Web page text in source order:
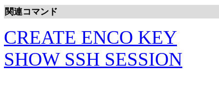
関連コマンド
CREATE ENCO KEY
SHOW SSH SESSION